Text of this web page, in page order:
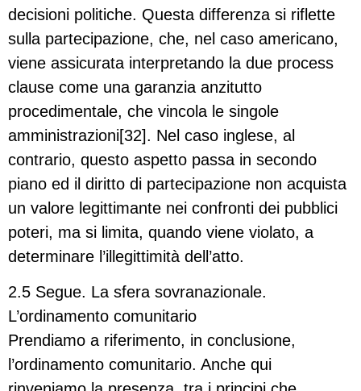
decisioni politiche. Questa differenza si riflette
sulla partecipazione, che, nel caso americano,
viene assicurata interpretando la due process
clause come una garanzia anzitutto
procedimentale, che vincola le singole
amministrazioni[32]. Nel caso inglese, al
contrario, questo aspetto passa in secondo
piano ed il diritto di partecipazione non acquista
un valore legittimante nei confronti dei pubblici
poteri, ma si limita, quando viene violato, a
determinare l’illegittimità dell’atto.
2.5 Segue. La sfera sovranazionale.
L’ordinamento comunitario
Prendiamo a riferimento, in conclusione,
l’ordinamento comunitario. Anche qui